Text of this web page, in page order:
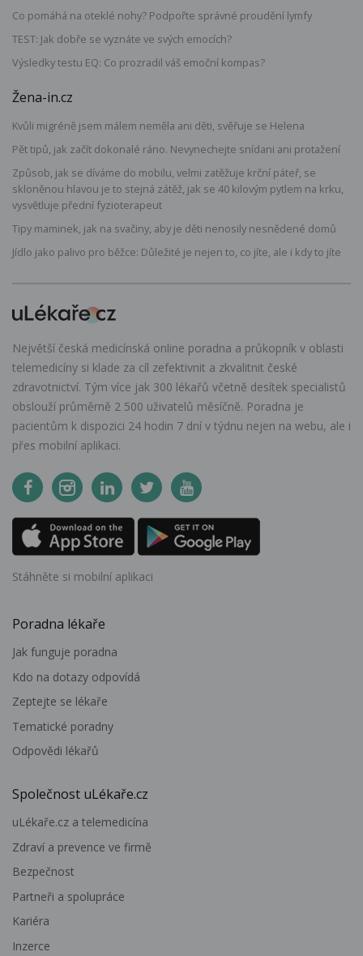
Co pomáhá na oteklé nohy? Podpořte správné proudění lymfy
TEST: Jak dobře se vyznáte ve svých emocích?
Výsledky testu EQ: Co prozradil váš emoční kompas?
Žena-in.cz
Kvůli migréně jsem málem neměla ani děti, svěřuje se Helena
Pět tipů, jak začít dokonalé ráno. Nevynechejte snídani ani protažení
Způsob, jak se díváme do mobilu, velmi zatěžuje krční páteř, se
skloněnou hlavou je to stejná zátěž, jak se 40 kilovým pytlem na krku,
vysvětluje přední fyzioterapeut
Tipy maminek, jak na svačiny, aby je děti nenosily nesnědené domů
Jídlo jako palivo pro běžce: Důležité je nejen to, co jíte, ale i kdy to jíte
Největší česká medicínská online poradna a průkopník v oblasti
telemedicíny si klade za cíl zefektivnit a zkvalitnit české
zdravotnictví. Tým více jak 300 lékařů včetně desítek specialistů
obslouží průměrně 2 500 uživatelů měsíčně. Poradna je
pacientům k dispozici 24 hodin 7 dní v týdnu nejen na webu, ale i
přes mobilní aplikaci.
Stáhněte si mobilní aplikaci
Poradna lékaře
Jak funguje poradna
Kdo na dotazy odpovídá
Zeptejte se lékaře
Tematické poradny
Odpovědi lékařů
Společnost uLékaře.cz
uLékaře.cz a telemedicína
Zdraví a prevence ve firmě
Bezpečnost
Partneři a spolupráce
Kariéra
Inzerce